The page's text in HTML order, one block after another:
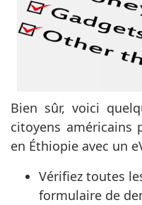
Bien sûr, voici
citoyens américains
en Éthiopie avec un
Vérifiez toutes
formulaire de